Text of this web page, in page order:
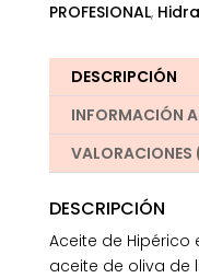
PROFESIONAL,
DESCRIPCIÓN
INFORMACIÓN
VALORACIONES
DESCRIPCIÓN
Aceite de Hipérico
aceite de oliva de